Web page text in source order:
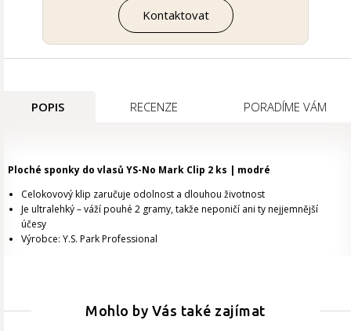
Kontaktovat
POPIS RECENZE PORADÍME VÁM
Ploché sponky do vlasů YS-No Mark Clip 2 ks | modré
Celokovový klip zaručuje odolnost a dlouhou životnost
Je ultralehký – váží pouhé 2 gramy, takže neponičí ani ty nejjemnější
účesy
Výrobce: Y.S. Park Professional
Mohlo by Vás také zajímat